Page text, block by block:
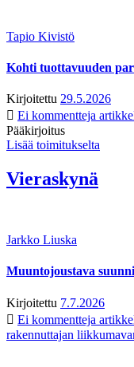
Tapio Kivistö
Kohti tuottavuuden
Kirjoitettu 29.5.2026
Ei kommentteja
Pääkirjoitus
Lisää toimitukselta
Vieraskynä
Jarkko Liuska
Muuntojoustava
Kirjoitettu 7.7.2026
Ei kommentteja
rakennuttajan